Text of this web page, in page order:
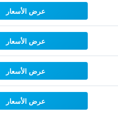
عرض الأسعار
عرض الأسعار
عرض الأسعار
عرض الأسعار